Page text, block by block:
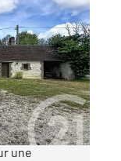
vous
une